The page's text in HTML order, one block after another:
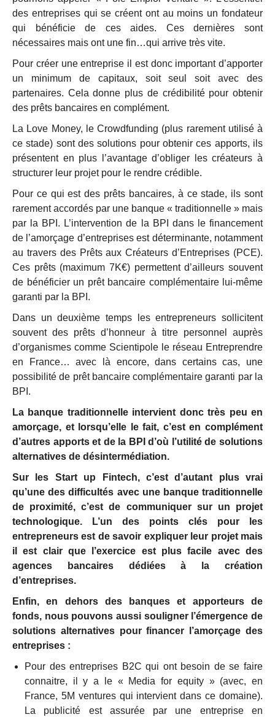
des entreprises qui se créent ont au moins un fondateur
qui bénéficie de ces aides. Ces dernières sont
nécessaires mais ont une fin…qui arrive très vite.
Pour créer une entreprise il est donc important d’apporter
un minimum de capitaux, soit seul soit avec des
partenaires. Cela donne plus de crédibilité pour obtenir
des prêts bancaires en complément.
La Love Money, le Crowdfunding (plus rarement utilisé à
ce stade) sont des solutions pour obtenir ces apports, ils
présentent en plus l’avantage d’obliger les créateurs à
structurer leur projet pour le rendre crédible.
Pour ce qui est des prêts bancaires, à ce stade, ils sont
rarement accordés par une banque « traditionnelle » mais
par la BPI. L’intervention de la BPI dans le financement
de l’amorçage d’entreprises est déterminante, notamment
au travers des Prêts aux Créateurs d’Entreprises (PCE).
Ces prêts (maximum 7K€) permettent d’ailleurs souvent
de bénéficier un prêt bancaire complémentaire lui-même
garanti par la BPI.
Dans un deuxième temps les entrepreneurs sollicitent
souvent des prêts d’honneur à titre personnel auprès
d’organismes comme Scientipole le réseau Entreprendre
en France… avec là encore, dans certains cas, une
possibilité de prêt bancaire complémentaire garanti par la
BPI.
La banque traditionnelle intervient donc très peu en
amorçage, et lorsqu’elle le fait, c’est en complément
d’autres apports et de la BPI d’où l’utilité de solutions
alternatives de désintermédiation.
Sur les Start up Fintech, c’est d’autant plus vrai
qu’une des difficultés avec une banque traditionnelle
de proximité, c’est de communiquer sur un projet
technologique. L’un des points clés pour les
entrepreneurs est de savoir expliquer leur projet mais
il est clair que l’exercice est plus facile avec des
agences bancaires dédiées à la création
d’entreprises.
Enfin, en dehors des banques et apporteurs de
fonds, nous pouvons aussi souligner l’émergence de
solutions alternatives pour financer l’amorçage des
entreprises :
Pour des entreprises B2C qui ont besoin de se faire
connaitre, il y a le « Media for equity » (avec, en
France, 5M ventures qui intervient dans ce domaine).
La publicité est assurée par une entreprise en